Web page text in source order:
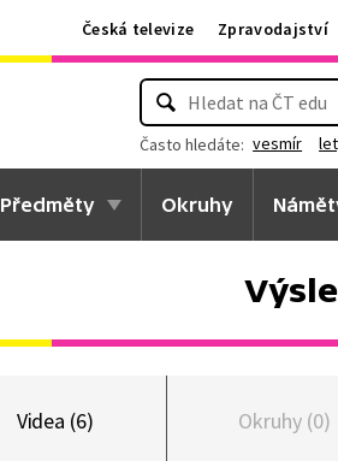
Česká televize Zpravodajství
Často hledáte: vesmír
Předměty Okruhy
Videa (6) Okruhy (0)